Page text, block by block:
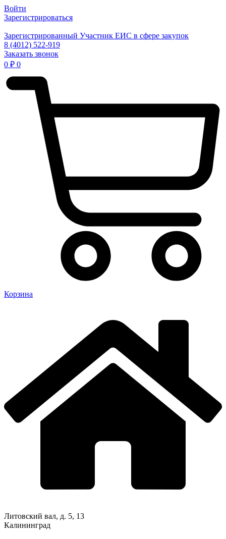
Войти
Зарегистрироваться
Зарегистрированный Участник ЕИС в сфере закупок
8 (4012) 522-919
Заказать звонок
0 ₽ 0
Корзина
Литовский вал, д. 5, 13
Калининград